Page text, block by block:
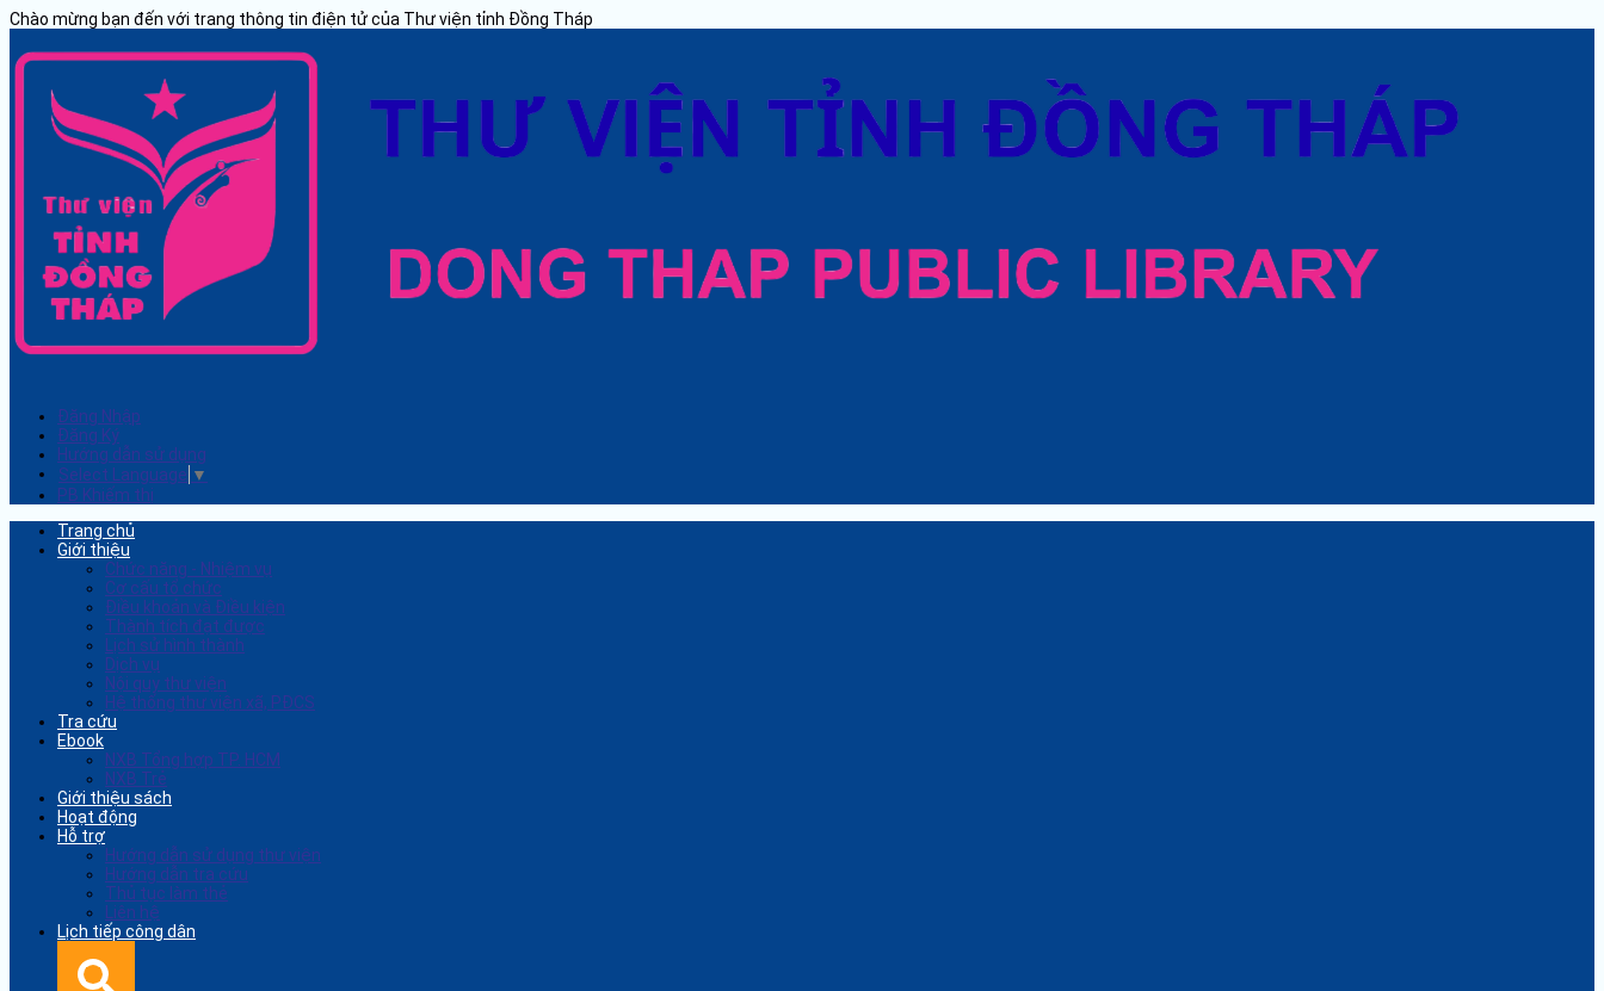
Chào mừng bạn đến với trang thông tin điện tử của Thư viện tỉnh Đồng Tháp
Đăng Nhập
Đăng Ký
Hướng dẫn sử dụng
Select Language ▼
PB Khiếm thị
Trang chủ
Giới thiệu
Chức năng - Nhiệm vụ
Cơ cấu tổ chức
Điều khoản và Điều kiện
Thành tích đạt được
Lịch sử hình thành
Dịch vụ
Nội quy thư viện
Hệ thống thư viện xã, PĐCS
Tra cứu
Ebook
NXB Tổng hợp TP. HCM
NXB Trẻ
Giới thiệu sách
Hoạt động
Hỗ trợ
Hướng dẫn sử dụng thư viện
Hướng dẫn tra cứu
Thủ tục làm thẻ
Liên hệ
Lịch tiếp công dân